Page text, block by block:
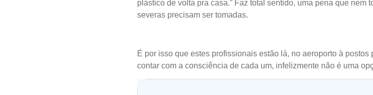
plástico de volta pra casa.” Faz total sentido, uma pena que nem
severas precisam ser tomadas.
É por isso que estes profissionais estão lá, no aeroporto à
contar com a consciência de cada um, infelizmente não é uma